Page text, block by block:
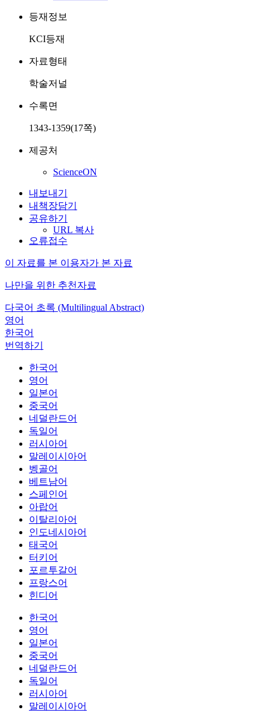
등재정보
KCI등재
자료형태
학술저널
수록면
1343-1359(17쪽)
제공처
ScienceON
내보내기
내책장담기
공유하기
URL 복사
오류접수
이 자료를 본 이용자가 본 자료
나만을 위한 추천자료
다국어 초록 (Multilingual Abstract)
영어
한국어
번역하기
한국어
영어
일본어
중국어
네덜란드어
독일어
러시아어
말레이시아어
벵골어
베트남어
스페인어
아랍어
이탈리아어
인도네시아어
태국어
터키어
포르투갈어
프랑스어
힌디어
한국어
영어
일본어
중국어
네덜란드어
독일어
러시아어
말레이시아어